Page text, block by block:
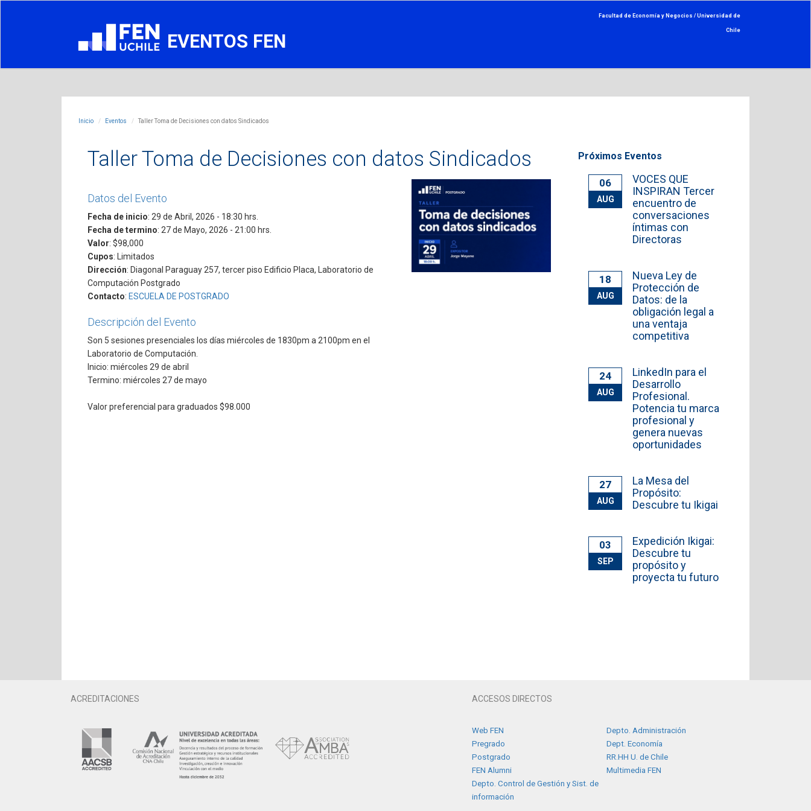
EVENTOS FEN
Facultad de Economía y Negocios / Universidad de
Chile
Inicio Eventos Taller Toma de Decisiones con datos Sindicados
Taller Toma de Decisiones con datos Sindicados
Datos del Evento
Fecha de inicio: 29 de Abril, 2026 - 18:30 hrs.
Fecha de termino: 27 de Mayo, 2026 - 21:00 hrs.
Valor: $98,000
Cupos: Limitados
Dirección: Diagonal Paraguay 257, tercer piso Edificio Placa, Laboratorio de
Computación Postgrado
Contacto: ESCUELA DE POSTGRADO
Descripción del Evento
Son 5 sesiones presenciales los días miércoles de 1830pm a 2100pm en el
Laboratorio de Computación.
Inicio: miércoles 29 de abril
Termino: miércoles 27 de mayo
Valor preferencial para graduados $98.000
Próximos Eventos
06
AUG
VOCES QUE
INSPIRAN Tercer
encuentro de
conversaciones
íntimas con
Directoras
18
AUG
Nueva Ley de
Protección de
Datos: de la
obligación legal a
una ventaja
competitiva
24
AUG
LinkedIn para el
Desarrollo
Profesional.
Potencia tu marca
profesional y
genera nuevas
oportunidades
27
AUG
La Mesa del
Propósito:
Descubre tu Ikigai
03
SEP
Expedición Ikigai:
Descubre tu
propósito y
proyecta tu futuro
ACREDITACIONES ACCESOS DIRECTOS
Web FEN
Pregrado
Postgrado
FEN Alumni
Depto. Control de Gestión y Sist. de
información
Depto. Administración
Dept. Economía
RR.HH U. de Chile
Multimedia FEN